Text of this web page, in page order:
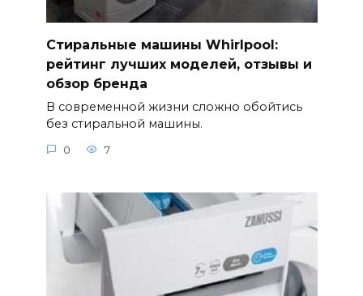
Стиральные машины Whirlpool:
рейтинг лучших моделей, отзывы и
обзор бренда
В современной жизни сложно обойтись
без стиральной машины.
0 7